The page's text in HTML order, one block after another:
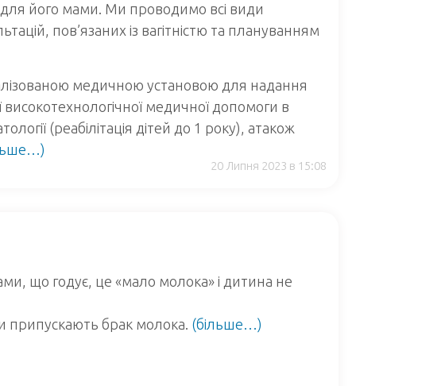
його мами. Ми проводимо всі види
пов’язаних із вагітністю та плануванням
медичною установою для надання
високотехнологічної медичної допомоги в
(реабілітація дітей до 1 року), атакож
20 Липня 2023 в 15:08
що годує, це «мало молока» і дитина не
брак молока. (більше…)